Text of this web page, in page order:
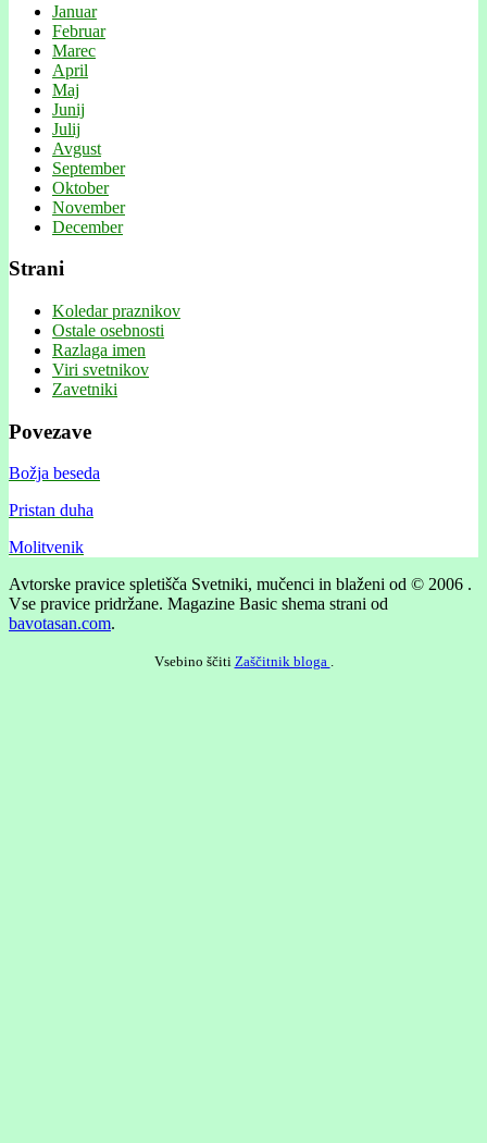
Januar
Februar
Marec
April
Maj
Junij
Julij
Avgust
September
Oktober
November
December
Strani
Koledar praznikov
Ostale osebnosti
Razlaga imen
Viri svetnikov
Zavetniki
Povezave
Božja beseda
Pristan duha
Molitvenik
Avtorske pravice spletišča Svetniki, mučenci in blaženi od © 2006 .
Vse pravice pridržane. Magazine Basic shema strani od
bavotasan.com.
Vsebino ščiti Zaščitnik bloga .